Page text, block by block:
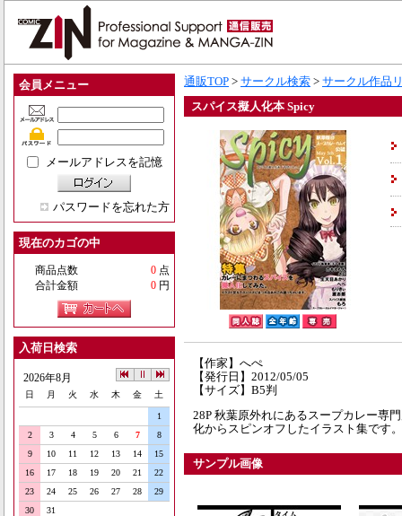
会員メニュー
メールアドレスを記憶
パスワードを忘れた方
現在のカゴの中
商品点数 0 点
合計金額
0 円
入荷日検索
2026年8月
日 月 火 水 木 金 土
1
2
3 4 5 6 7
8
9
10 11 12 13 14
15
16
17 18 19 20 21
22
23
24 25 26 27 28
29
30
31
通販TOP > サークル検索 > サークル作品
スパイス擬人化本 Spicy
【作家】へぺ
【発行日】2012/05/05
【サイズ】B5判
28P 秋葉原外れにあるスープカレー専
化からスピンオフしたイラスト集です。
サンプル画像